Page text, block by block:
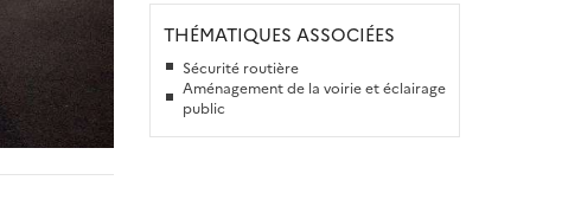
THÉMATIQUES ASSOCIÉES
Sécurité routière
Aménagement de la voirie et éclairage
public